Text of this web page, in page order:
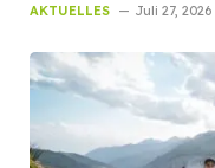
AKTUELLES Juli 27, 2026